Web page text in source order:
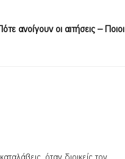
ανοίγουν οι αιτήσεις – Ποιοι